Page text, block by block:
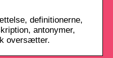
definitionerne,
antonymer,
oversætter.